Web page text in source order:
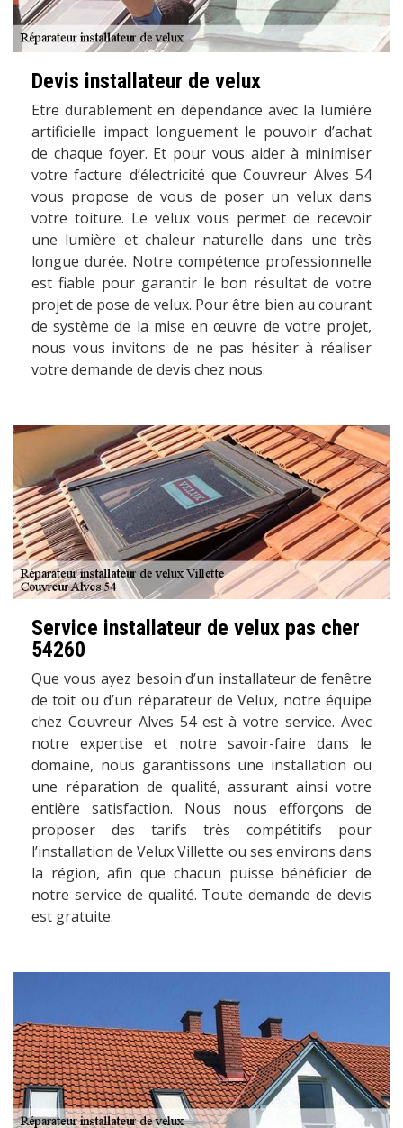
Devis installateur de velux
Etre durablement en dépendance avec la lumière
artificielle impact longuement le pouvoir d’achat
de chaque foyer. Et pour vous aider à minimiser
votre facture d’électricité que Couvreur Alves 54
vous propose de vous de poser un velux dans
votre toiture. Le velux vous permet de recevoir
une lumière et chaleur naturelle dans une très
longue durée. Notre compétence professionnelle
est fiable pour garantir le bon résultat de votre
projet de pose de velux. Pour être bien au courant
de système de la mise en œuvre de votre projet,
nous vous invitons de ne pas hésiter à réaliser
votre demande de devis chez nous.
Service installateur de velux pas cher
54260
Que vous ayez besoin d’un installateur de fenêtre
de toit ou d’un réparateur de Velux, notre équipe
chez Couvreur Alves 54 est à votre service. Avec
notre expertise et notre savoir-faire dans le
domaine, nous garantissons une installation ou
une réparation de qualité, assurant ainsi votre
entière satisfaction. Nous nous efforçons de
proposer des tarifs très compétitifs pour
l’installation de Velux Villette ou ses environs dans
la région, afin que chacun puisse bénéficier de
notre service de qualité. Toute demande de devis
est gratuite.